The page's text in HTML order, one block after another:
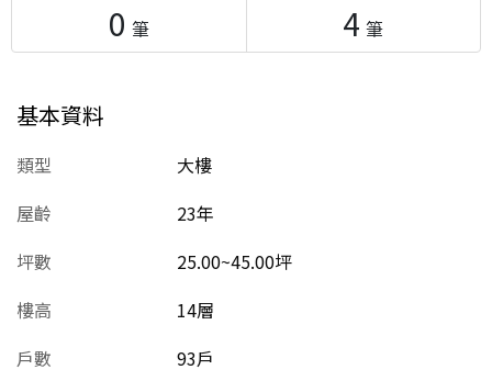
0 筆 4 筆
基本資料
類型
大樓
屋齡
23年
坪數
25.00~45.00坪
樓高
14層
戶數
93戶